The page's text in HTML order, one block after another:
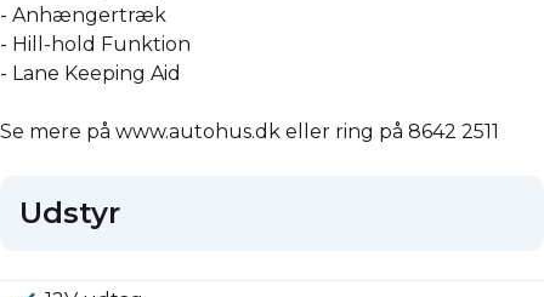
- Anhængertræk
- Hill-hold Funktion
- Lane Keeping Aid
Se mere på www.autohus.dk eller ring på 8642 2511
Udstyr